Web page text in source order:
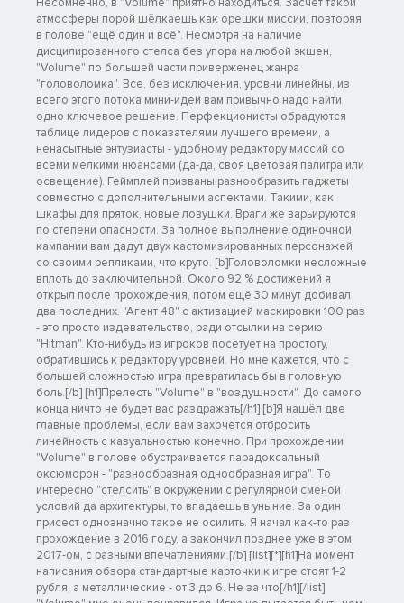
Несомненно, в "Volume" приятно находиться. Засчёт такой
атмосферы порой шёлкаешь как орешки миссии, повторяя
в голове "ещё один и всё". Несмотря на наличие
дисцилированного стелса без упора на любой экшен,
"Volume" по большей части приверженец жанра
"головоломка". Все, без исключения, уровни линейны, из
всего этого потока мини-идей вам привычно надо найти
одно ключевое решение. Перфекционисты обрадуются
таблице лидеров с показателями лучшего времени, а
ненасытные энтузиасты - удобному редактору миссий со
всеми мелкими нюансами (да-да, своя цветовая палитра или
освещение). Геймплей призваны разнообразить гаджеты
совместно с дополнительными аспектами. Такими, как
шкафы для пряток, новые ловушки. Враги же варьируются
по степени опасности. За полное выполнение одиночной
кампании вам дадут двух кастомизированных персонажей
со своими репликами, что круто. [b]Головоломки несложные
вплоть до заключительной. Около 92 % достижений я
открыл после прохождения, потом ещё 30 минут добивал
два последних. "Агент 48" с активацией маскировки 100 раз
- это просто издевательство, ради отсылки на серию
"Hitman". Кто-нибудь из игроков посетует на простоту,
обратившись к редактору уровней. Но мне кажется, что с
большей сложностью игра превратилась бы в головную
боль.[/b] [h1]Прелесть "Volume" в "воздушности". До самого
конца ничто не будет вас раздражать[/h1] [b]Я нашёл две
главные проблемы, если вам захочется отбросить
линейность с казуальностью конечно. При прохождении
"Volume" в голове обустраивается парадоксальный
оксюморон - "разнообразная однообразная игра". То
интересно "стелсить" в окружении с регулярной сменой
условий да архитектуры, то впадаешь в уныние. За один
присест однозначно такое не осилить. Я начал как-то раз
прохождение в 2016 году, а закончил позднее уже в этом,
2017-ом, с разными впечатлениями.[/b] [list][*][h1]На момент
написания обзора стандартные карточки к игре стоят 1-2
рубля, а металлические - от 3 до 6. Не за что[/h1][/list]